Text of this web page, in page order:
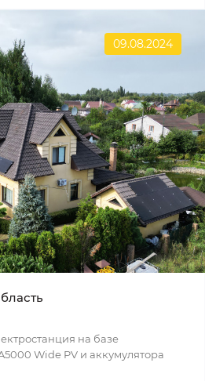
09.08.2024
на базе
Wide PV и аккумулятора